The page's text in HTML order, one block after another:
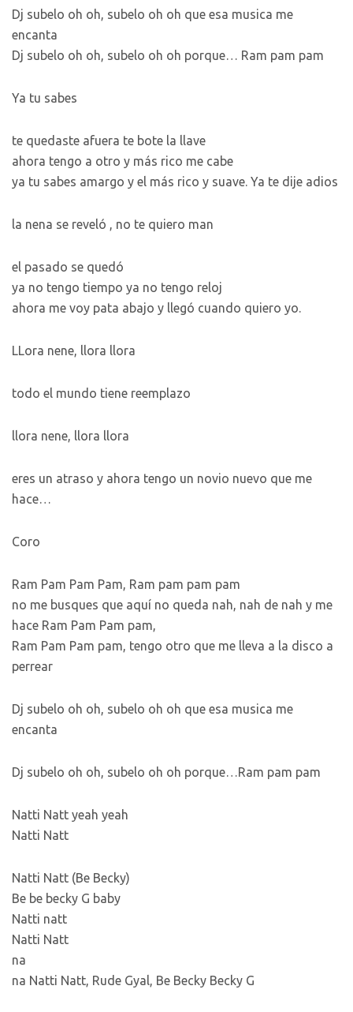
Dj subelo oh oh, subelo oh oh que esa musica me
encanta
Dj subelo oh oh, subelo oh oh porque… Ram pam pam
Ya tu sabes
te quedaste afuera te bote la llave
ahora tengo a otro y más rico me cabe
ya tu sabes amargo y el más rico y suave. Ya te dije adios
la nena se reveló , no te quiero man
el pasado se quedó
ya no tengo tiempo ya no tengo reloj
ahora me voy pata abajo y llegó cuando quiero yo.
LLora nene, llora llora
todo el mundo tiene reemplazo
llora nene, llora llora
eres un atraso y ahora tengo un novio nuevo que me
hace…
Coro
Ram Pam Pam Pam, Ram pam pam pam
no me busques que aquí no queda nah, nah de nah y me
hace Ram Pam Pam pam,
Ram Pam Pam pam, tengo otro que me lleva a la disco a
perrear
Dj subelo oh oh, subelo oh oh que esa musica me
encanta
Dj subelo oh oh, subelo oh oh porque…Ram pam pam
Natti Natt yeah yeah
Natti Natt
Natti Natt (Be Becky)
Be be becky G baby
Natti natt
Natti Natt
na
na Natti Natt, Rude Gyal, Be Becky Becky G